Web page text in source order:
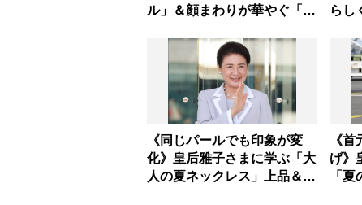
ル」＆顔まわりが華やぐ「揺
らし
《同じパールでも印象が変
化》皇后雅子さまに学ぶ「大
人の夏ネックレス」上品＆涼
《
げ》
「